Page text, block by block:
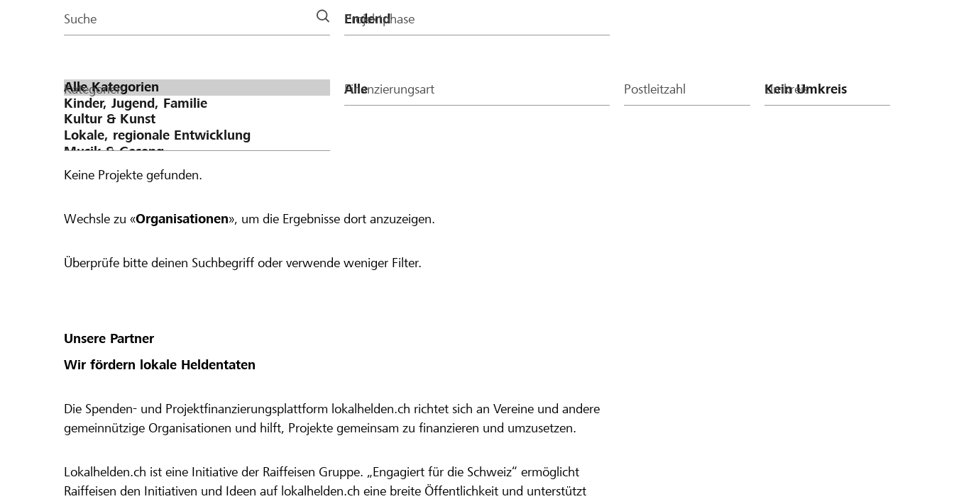
Suche Projektphase
Kategorien Finanzierungsart Postleitzahl Umkreis
Keine Projekte gefunden.
Wechsle zu «Organisationen», um die Ergebnisse dort anzuzeigen.
Überprüfe bitte deinen Suchbegriff oder verwende weniger Filter.
Unsere Partner
Wir fördern lokale Heldentaten
Die Spenden- und Projektfinanzierungsplattform lokalhelden.ch richtet sich an Vereine und andere
gemeinnützige Organisationen und hilft, Projekte gemeinsam zu finanzieren und umzusetzen.
Lokalhelden.ch ist eine Initiative der Raiffeisen Gruppe. „Engagiert für die Schweiz“ ermöglicht
Raiffeisen den Initiativen und Ideen auf lokalhelden.ch eine breite Öffentlichkeit und unterstützt